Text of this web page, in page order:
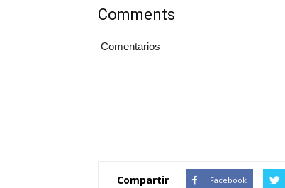
Comments
Comentarios
Compartir Facebook